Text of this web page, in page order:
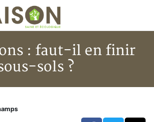
: faut-il en finir
sols ?
: faut-il en finir